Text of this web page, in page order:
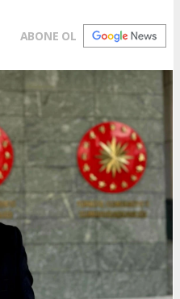
ABONE OL